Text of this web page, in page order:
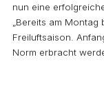
nun eine
„Bereits am
Freiluftsaison.
Norm erbracht